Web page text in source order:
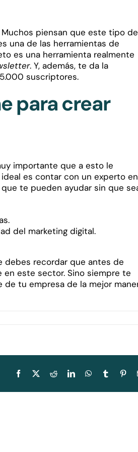
Muchos piensan que este tipo de
una de las herramientas de
es una herramienta realmente
. Y, además, te da la
suscriptores.
para crear
importante que a esto le
es contar con un experto en
que te pueden ayudar sin que
del marketing digital.
debes recordar que antes de
en este sector. Sino siempre te
tu empresa de la mejor
Facebook
X RedditLinkedInWhatsApp
Tumblr